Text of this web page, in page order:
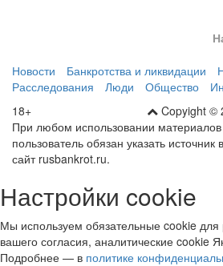
Расследования
Люди Общество
Copyight ©
18+
При любом использовании материалов
пользователь обязан указать
сайт rusbankrot.ru.
Настройки cookie
Мы используем обязательные cookie для
вашего согласия, аналитические cookie
Подробнее — вполитике